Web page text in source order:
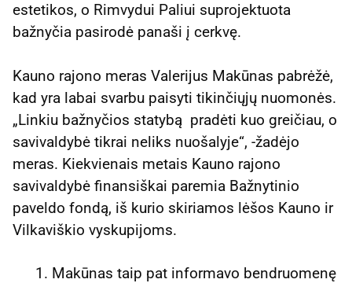
estetikos, o Rimvydui Paliui suprojektuota
bažnyčia pasirodė panaši į cerkvę.
Kauno rajono meras Valerijus Makūnas pabrėžė,
kad yra labai svarbu paisyti tikinčiųjų nuomonės.
„Linkiu bažnyčios statybą pradėti kuo greičiau, o
savivaldybė tikrai neliks nuošalyje“, -žadėjo
meras. Kiekvienais metais Kauno rajono
savivaldybė finansiškai paremia Bažnytinio
paveldo fondą, iš kurio skiriamos lėšos Kauno ir
Vilkaviškio vyskupijoms.
Makūnas taip pat informavo bendruomenę